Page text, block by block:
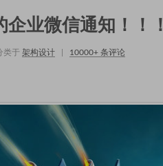
业微信通知！！！
类于 架构设计 10000+ 条评论